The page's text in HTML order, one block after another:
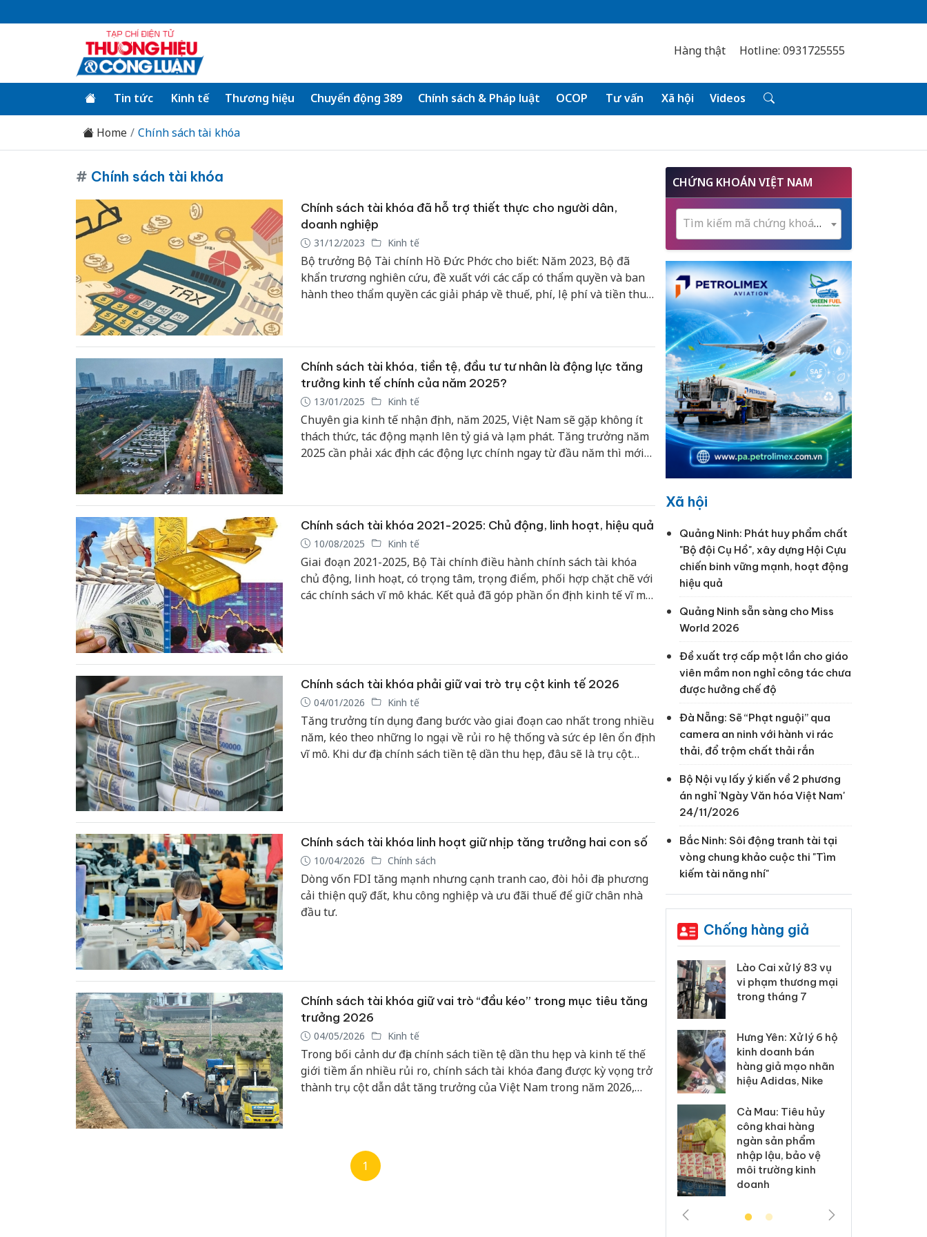
Hàng thật Hotline: 0931725555
Tin tức Kinh tế Thương hiệu Chuyển động 389 Chính sách & Pháp luật OCOP Tư vấn Xã hội Videos
Home Chính sách tài khóa
# Chính sách tài khóa
Chính sách tài khóa đã hỗ trợ thiết thực cho người dân,
doanh nghiệp
31/12/2023 Kinh tế
Bộ trưởng Bộ Tài chính Hồ Đức Phớc cho biết: Năm 2023, Bộ đã
khẩn trương nghiên cứu, đề xuất với các cấp có thẩm quyền và ban
hành theo thẩm quyền các giải pháp về thuế, phí, lệ phí và tiền thuê
Chính sách tài khóa, tiền tệ, đầu tư tư nhân là động lực tăng
trưởng kinh tế chính của năm 2025?
13/01/2025 Kinh tế
Chuyên gia kinh tế nhận định, năm 2025, Việt Nam sẽ gặp không ít
thách thức, tác động mạnh lên tỷ giá và lạm phát. Tăng trưởng năm
2025 cần phải xác định các động lực chính ngay từ đầu năm thì mới
Chính sách tài khóa 2021-2025: Chủ động, linh hoạt, hiệu quả
10/08/2025 Kinh tế
Giai đoạn 2021-2025, Bộ Tài chính điều hành chính sách tài khóa
chủ động, linh hoạt, có trọng tâm, trọng điểm, phối hợp chặt chẽ với
các chính sách vĩ mô khác. Kết quả đã góp phần ổn định kinh tế vĩ mô,
Chính sách tài khóa phải giữ vai trò trụ cột kinh tế 2026
04/01/2026 Kinh tế
Tăng trưởng tín dụng đang bước vào giai đoạn cao nhất trong nhiều
năm, kéo theo những lo ngại về rủi ro hệ thống và sức ép lên ổn định
vĩ mô. Khi dư địa chính sách tiền tệ dần thu hẹp, đâu sẽ là trụ cột
Chính sách tài khóa linh hoạt giữ nhịp tăng trưởng hai con số
10/04/2026 Chính sách
Dòng vốn FDI tăng mạnh nhưng cạnh tranh cao, đòi hỏi địa phương
cải thiện quỹ đất, khu công nghiệp và ưu đãi thuế để giữ chân nhà
đầu tư.
Chính sách tài khóa giữ vai trò “đầu kéo” trong mục tiêu tăng
trưởng 2026
04/05/2026 Kinh tế
Trong bối cảnh dư địa chính sách tiền tệ dần thu hẹp và kinh tế thế
giới tiềm ẩn nhiều rủi ro, chính sách tài khóa đang được kỳ vọng trở
thành trụ cột dẫn dắt tăng trưởng của Việt Nam trong năm 2026,
1
CHỨNG KHOÁN VIỆT NAM
Tìm kiếm mã chứng khoán...
Xã hội
Quảng Ninh: Phát huy phẩm chất
"Bộ đội Cụ Hồ", xây dựng Hội Cựu
chiến binh vững mạnh, hoạt động
hiệu quả
Quảng Ninh sẵn sàng cho Miss
World 2026
Đề xuất trợ cấp một lần cho giáo
viên mầm non nghỉ công tác chưa
được hưởng chế độ
Đà Nẵng: Sẽ “Phạt nguội” qua
camera an ninh với hành vi rác
thải, đổ trộm chất thải rắn
Bộ Nội vụ lấy ý kiến về 2 phương
án nghỉ 'Ngày Văn hóa Việt Nam'
24/11/2026
Bắc Ninh: Sôi động tranh tài tại
vòng chung khảo cuộc thi "Tìm
kiếm tài năng nhí"
Chống hàng giả
tìm bị hại trong vụ
án sản xuất, buôn
bán yến sào giả
hại trong vụ án
buôn bán bình sữa
Moyuum giả
Lào Cai xử lý 83 vụ
vi phạm thương mại
trong tháng 7
Hưng Yên: Xử lý 6 hộ
kinh doanh bán
hàng giả mạo nhãn
hiệu Adidas, Nike
Cà Mau: Tiêu hủy
công khai hàng
ngàn sản phẩm
nhập lậu, bảo vệ
môi trường kinh
doanh